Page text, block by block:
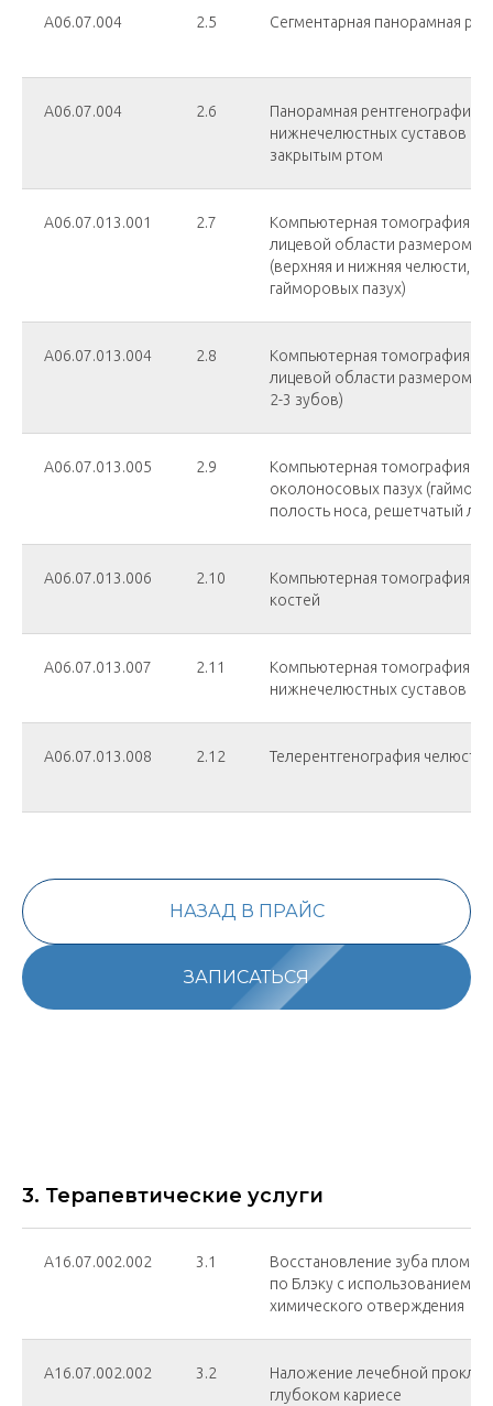
А06.07.004 2.5 Сегментарная панорамная
А06.07.004 2.6
Панорамная рентгенография
нижнечелюстных суставов с
закрытым ртом
А06.07.013.001 2.7
Компьютерная томография
лицевой области размером
(верхняя и нижняя челюсти,
гайморовых пазух)
А06.07.013.004 2.8
Компьютерная томография
лицевой области размером
2-3 зубов)
А06.07.013.005 2.9
Компьютерная томография
околоносовых пазух
полость носа, решетчатый
А06.07.013.006 2.10
Компьютерная томография
костей
А06.07.013.007 2.11
Компьютерная томография
нижнечелюстных суставов
А06.07.013.008 2.12 Телерентгенография челюстей
НАЗАД В ПРАЙС
ЗАПИСАТЬСЯ
3. Терапевтические услуги
А16.07.002.002 3.1
Восстановление зуба пломбой
по Блэку с использованием
химического отверждения
А16.07.002.002 3.2
Наложение лечебной
глубоком кариесе